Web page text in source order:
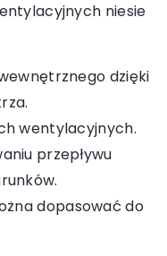
niesie
dzięki
wentylacyjnych.
przepływu
dopasować do